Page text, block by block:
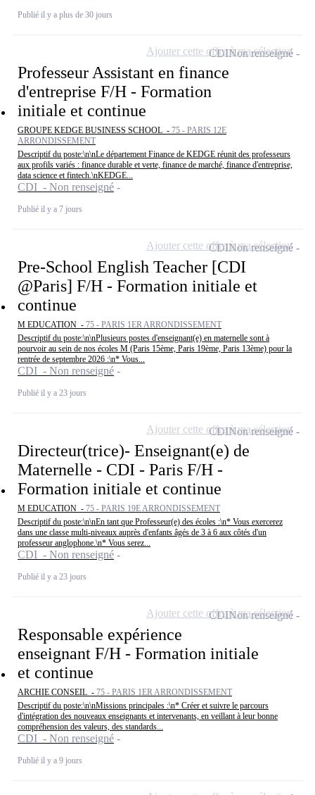
Publié il y a plus de 30 jours
Professeur Assistant en finance
d'entreprise F/H - Formation
initiale et continue
GROUPE KEDGE BUSINESS SCHOOL - 75 - PARIS 12E
ARRONDISSEMENT
Descriptif du poste:\n\nLe département Finance de KEDGE réunit des professeurs
aux profils variés : finance durable et verte, finance de marché, finance d'entreprise,
data science et fintech.\nKEDGE...
CDI - Non renseigné
Publié il y a 7 jours
CDINon renseigné
Ajouter cette offre à ma sélection
Pre-School English Teacher [CDI
@Paris] F/H - Formation initiale et
continue
M EDUCATION - 75 - PARIS 1ER ARRONDISSEMENT
Descriptif du poste:\n\nPlusieurs postes d'enseignant(e) en maternelle sont à
pourvoir au sein de nos écoles M (Paris 15ème, Paris 19ème, Paris 13ème) pour la
rentrée de septembre 2026 :\n* Vous...
CDI - Non renseigné
Publié il y a 23 jours
CDINon renseigné
Ajouter cette offre à ma sélection
Directeur(trice)- Enseignant(e) de
Maternelle - CDI - Paris F/H -
Formation initiale et continue
M EDUCATION - 75 - PARIS 19E ARRONDISSEMENT
Descriptif du poste:\n\nEn tant que Professeur(e) des écoles :\n* Vous exercerez
dans une classe multi-niveaux auprès d'enfants âgés de 3 à 6 aux côtés d'un
professeur anglophone.\n* Vous serez...
CDI - Non renseigné
Publié il y a 23 jours
CDINon renseigné
Ajouter cette offre à ma sélection
Responsable expérience
enseignant F/H - Formation initiale
et continue
ARCHIE CONSEIL - 75 - PARIS 1ER ARRONDISSEMENT
Descriptif du poste:\n\nMissions principales :\n* Créer et suivre le parcours
d'intégration des nouveaux enseignants et intervenants, en veillant à leur bonne
compréhension des valeurs, des standards...
CDI - Non renseigné
Publié il y a 9 jours
CDINon renseigné
Ajouter cette offre à ma sélection